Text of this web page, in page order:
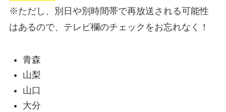
※ただし、別日や別時間帯で再放送される可能性
はあるので、テレビ欄のチェックをお忘れなく！
青森
山梨
山口
大分